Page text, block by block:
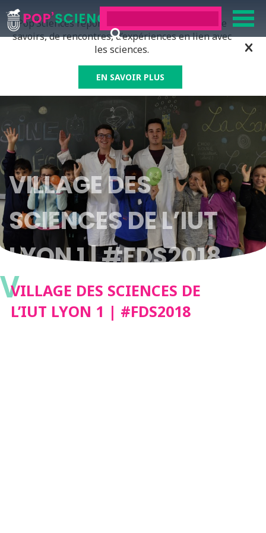
Pop’Sciences répond à tous ceux qui ont soif de
savoirs, de rencontres, d’expériences en lien avec
les sciences.
EN SAVOIR PLUS
VILLAGE DES
SCIENCES DE L’IUT
LYON 1 | #FDS2018
VVILLAGE DES SCIENCES DE
L’IUT LYON 1 | #FDS2018